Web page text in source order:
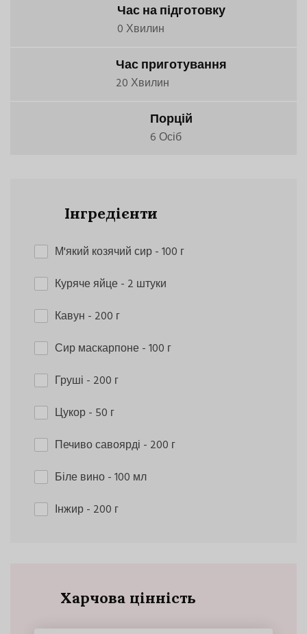
Час на підготовку
0 Хвилин
Час приготування
20 Хвилин
Порцій
6 Осіб
Інгредієнти
М'який козячий сир- 100 г
Куряче яйце- 2 штуки
Кавун - 200 г
Сир маскарпоне- 100 г
Груші - 200 г
Цукор- 50 г
Печиво савоярді - 200 г
Біле вино- 100 мл
Інжир- 200 г
Харчова цінність